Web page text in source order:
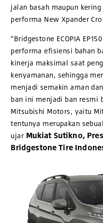
jalan basah maupun
performa New Xpander
“Bridgestone ECOPIA
performa efisiensi bahan
kinerja maksimal saat
kenyamanan, sehingga
menjadi semakin aman
ban ini menjadi ban resmi
Mitsubishi Motors, yaitu
tentunya merupakan
ujar Mukiat Sutikno,
Bridgestone Tire